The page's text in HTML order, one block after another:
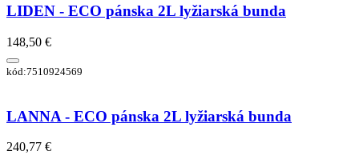
LIDEN - ECO pánska 2L lyžiarská bunda
148,50 €
kód:7510924569
LANNA - ECO pánska 2L lyžiarská bunda
240,77 €